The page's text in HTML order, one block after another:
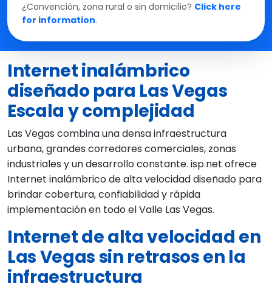
¿Convención, zona rural o sin domicilio? Click here
for information.
Internet inalámbrico
diseñado para Las Vegas
Escala y complejidad
Las Vegas combina una densa infraestructura
urbana, grandes corredores comerciales, zonas
industriales y un desarrollo constante. isp.net ofrece
Internet inalámbrico de alta velocidad diseñado para
brindar cobertura, confiabilidad y rápida
implementación en todo el Valle Las Vegas.
Internet de alta velocidad en
Las Vegas sin retrasos en la
infraestructura